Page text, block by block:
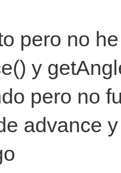
pero no
y
pero no
advance